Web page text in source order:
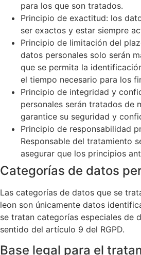
para los que son tratados.
Principio de exactitud: los
ser exactos y estar siempre
Principio de limitación del
datos personales solo serán
que se permita la
el tiempo necesario para los
Principio de integridad y
personales serán tratados de
garantice su seguridad y
Principio de responsabilidad
Responsable del tratamiento
asegurar que los principios
Categorías de datos
Las categorías de datos que se
leon son únicamente datos
se tratan categorías especiales de
sentido del artículo 9 del RGPD.
Base legal para el